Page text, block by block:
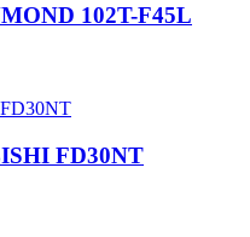
102T-F45L
FD30NT